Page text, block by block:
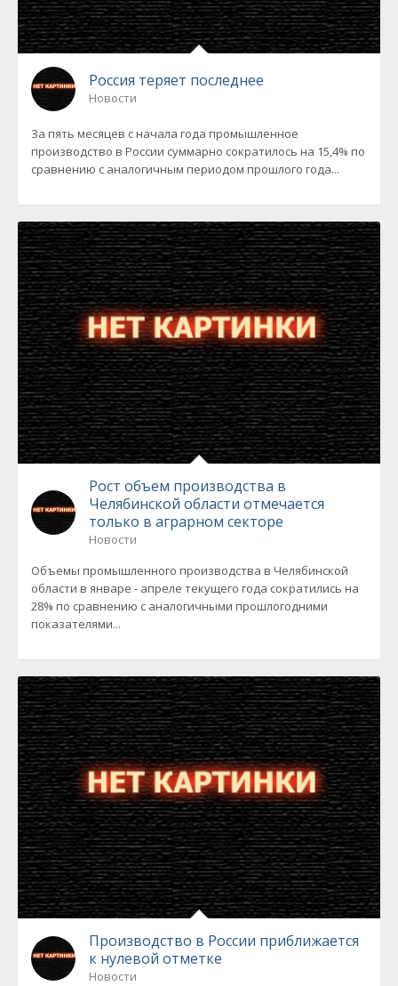
Россия теряет последнее
Новости
За пять месяцев с начала года промышленное
производство в России суммарно сократилось на 15,4% по
сравнению с аналогичным периодом прошлого года...
Рост объем производства в
Челябинской области отмечается
только в аграрном секторе
Новости
Объемы промышленного производства в Челябинской
области в январе - апреле текущего года сократились на
28% по сравнению с аналогичными прошлогодними
показателями...
Производство в России приближается
к нулевой отметке
Новости